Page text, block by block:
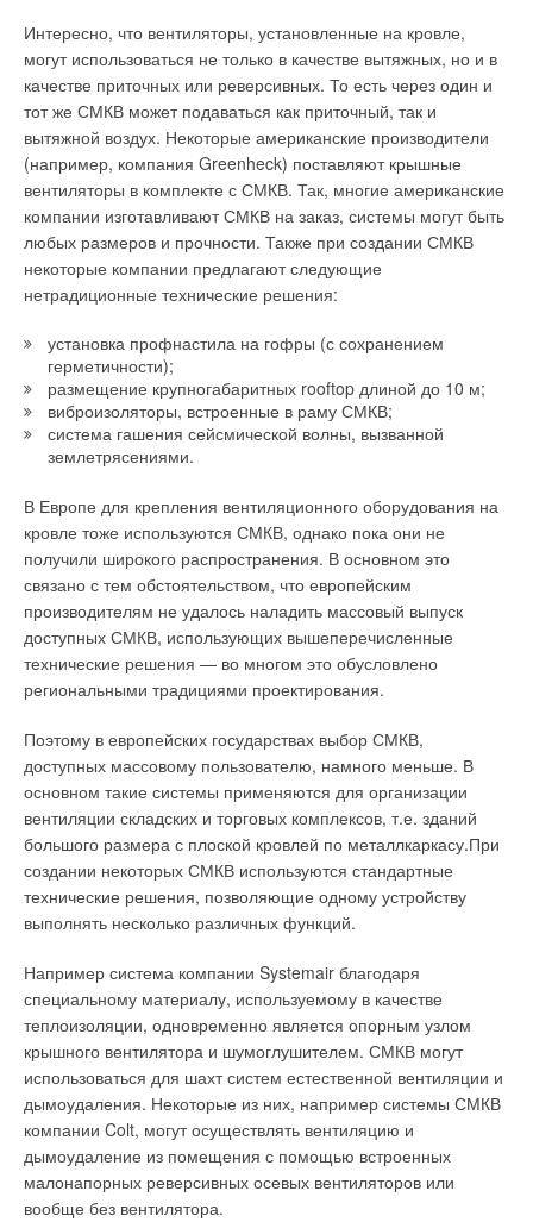
Интересно, что вентиляторы, установленные на кровле,
могут использоваться не только в качестве вытяжных, но и в
качестве приточных или реверсивных. То есть через один и
тот же СМКВ может подаваться как приточный, так и
вытяжной воздух. Некоторые американские производители
(например, компания Greenheck) поставляют крышные
вентиляторы в комплекте с СМКВ. Так, многие американские
компании изготавливают СМКВ на заказ, системы могут быть
любых размеров и прочности. Также при создании СМКВ
некоторые компании предлагают следующие
нетрадиционные технические решения:
установка профнастила на гофры (с сохранением
герметичности);
размещение крупногабаритных rooftop длиной до 10 м;
виброизоляторы, встроенные в раму СМКВ;
система гашения сейсмической волны, вызванной
землетрясениями.
В Европе для крепления вентиляционного оборудования на
кровле тоже используются СМКВ, однако пока они не
получили широкого распространения. В основном это
связано с тем обстоятельством, что европейским
производителям не удалось наладить массовый выпуск
доступных СМКВ, использующих вышеперечисленные
технические решения — во многом это обусловлено
региональными традициями проектирования.
Поэтому в европейских государствах выбор СМКВ,
доступных массовому пользователю, намного меньше. В
основном такие системы применяются для организации
вентиляции складских и торговых комплексов, т.е. зданий
большого размера с плоской кровлей по металлкаркасу.При
создании некоторых СМКВ используются стандартные
технические решения, позволяющие одному устройству
выполнять несколько различных функций.
Например система компании Systemair благодаря
специальному материалу, используемому в качестве
теплоизоляции, одновременно является опорным узлом
крышного вентилятора и шумоглушителем. СМКВ могут
использоваться для шахт систем естественной вентиляции и
дымоудаления. Некоторые из них, например системы СМКВ
компании Colt, могут осуществлять вентиляцию и
дымоудаление из помещения с помощью встроенных
малонапорных реверсивных осевых вентиляторов или
вообще без вентилятора.